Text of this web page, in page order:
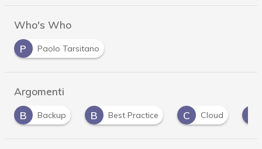
Who's Who
P
Paolo Tarsitano
Argomenti
Backup Best Practice Cloud